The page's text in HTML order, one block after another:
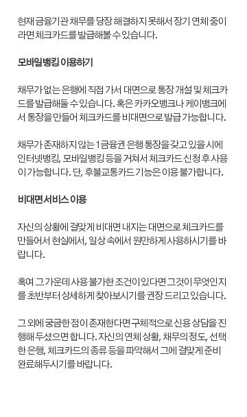
현재 금융기관 채무를 당장 해결하지 못해서 장기 연체 중이
라면 체크카드를 발급해볼 수 있습니다.
모바일뱅킹 이용하기
채무가 없는 은행에 직접 가서 대면으로 통장 개설 및 체크카
드를 발급해둘 수 있습니다. 혹은 카카오뱅크나 케이뱅크에
서 통장을 만들어 체크카드를 비대면으로 발급 가능합니다.
채무가 존재하지 않는 1금융권 은행 통장을 갖고 있을 시에
인터넷뱅킹, 모바일뱅킹 등을 거쳐서 체크카드 신청 후 사용
이 가능합니다. 단, 후불교통카드 기능은 이용 불가합니다.
비대면 서비스 이용
자신의 상황에 걸맞게 비대면 내지는 대면으로 체크카드를
만들어서 현실에서, 일상 속에서 원만하게 사용하시기를 바
랍니다.
혹여 그 가운데 사용 불가한 조건이 있다면 그것이 무엇인지
를 초반부터 상세하게 찾아보시기를 권장 드리고 있습니다.
그 외에 궁금한 점이 존재한다면 구체적으로 신용 상담을 진
행해 두셨으면 합니다. 자신의 연체 상황, 채무의 정도, 선택
한 은행, 체크카드의 종류 등을 파악해서 그에 걸맞게 준비
완료해두시기를 바랍니다.